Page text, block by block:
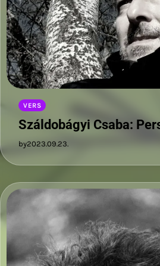
VERS
Száldobágyi Csaba:
by2023.09.23.